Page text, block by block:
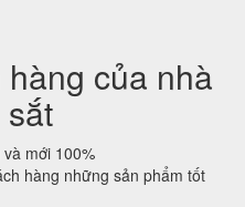
của nhà
mới 100%
hàng những sản phẩm tốt